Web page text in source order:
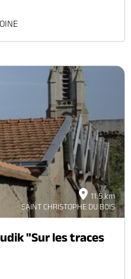
11.5 km
SAINT CHRISTOPHE DU BOIS
"Sur les traces